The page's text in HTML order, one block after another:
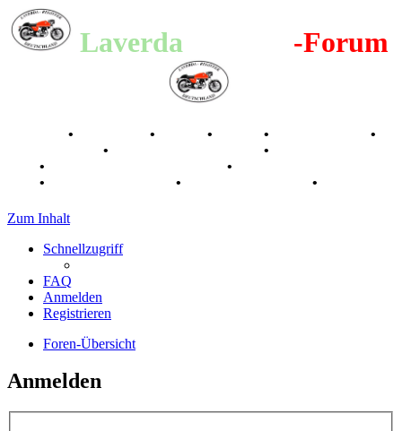
Laverda -Forum
• • • •
•
• •
• •
• • •
Zum Inhalt
Schnellzugriff
FAQ
Anmelden
Registrieren
Foren-Übersicht
Anmelden